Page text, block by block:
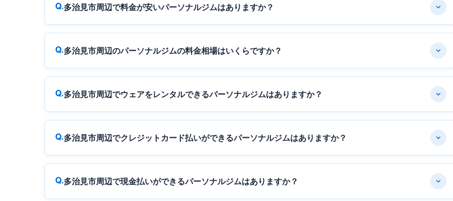
多治見市周辺で料金が安いパーソナルジムはありますか？
多治見市周辺のパーソナルジムの料金相場はいくらですか？
多治見市周辺でウェアをレンタルできるパーソナルジムはありますか？
多治見市周辺でクレジットカード払いができるパーソナルジムはありますか？
多治見市周辺で現金払いができるパーソナルジムはありますか？